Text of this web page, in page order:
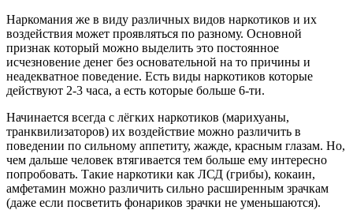
Наркомания же в виду различных видов наркотиков и их
воздействия может проявляться по разному. Основной
признак который можно выделить это постоянное
исчезновение денег без основательной на то причины и
неадекватное поведение. Есть виды наркотиков которые
действуют 2-3 часа, а есть которые больше 6-ти.
Начинается всегда с лёгких наркотиков (марихуаны,
транквилизаторов) их воздействие можно различить в
поведении по сильному аппетиту, жажде, красным глазам. Но,
чем дальше человек втягивается тем больше ему интересно
попробовать. Такие наркотики как ЛСД (грибы), кокаин,
амфетамин можно различить сильно расширенным зрачкам
(даже если посветить фонариков зрачки не уменьшаются).